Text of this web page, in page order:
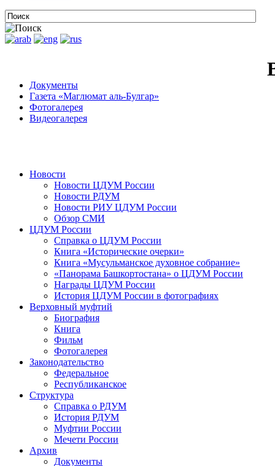
Документы
Газета «Маглюмат аль-Булгар»
Фотогалерея
Видеогалерея
Новости
Новости ЦДУМ России
Новости РДУМ
Новости РИУ ЦДУМ России
Обзор СМИ
ЦДУМ России
Справка о ЦДУМ России
Книга «Исторические очерки»
Книга «Мусульманское духовное собрание»
«Панорама Башкортостана» о ЦДУМ России
Награды ЦДУМ России
История ЦДУМ России в фотографиях
Верховный муфтий
Биография
Книга
Фильм
Фотогалерея
Законодательство
Федеральное
Республиканское
Структура
Справка о РДУМ
История РДУМ
Муфтии России
Мечети России
Архив
Документы